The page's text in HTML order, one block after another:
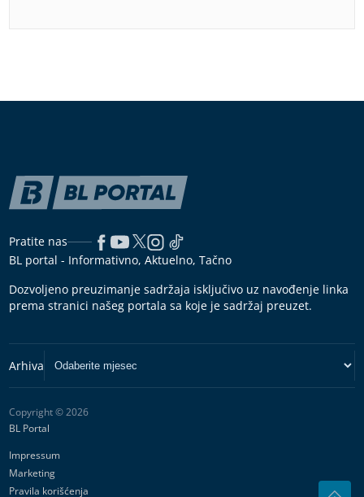
Pratite nas
BL portal - Informativno, Aktuelno, Tačno
Dozvoljeno preuzimanje sadržaja isključivo uz navođenje linka
prema stranici našeg portala sa koje je sadržaj preuzet.
Copyright © 2026
BL Portal
Impressum
Marketing
Pravila korišćenja